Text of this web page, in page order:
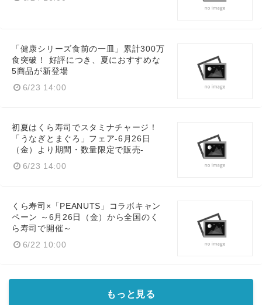
「健康シリーズ食前の一皿」累計300万
食突破！ 好評につき、夏におすすめな
5商品が新登場
6/23 14:00
初夏はくら寿司でスタミナチャージ！
「うなぎとまぐろ」フェア-6月26日
（金）より期間・数量限定で販売-
6/23 14:00
くら寿司×「PEANUTS」コラボキャン
ペーン ～6月26日（金）から全国のく
ら寿司で開催～
6/22 10:00
もっと見る